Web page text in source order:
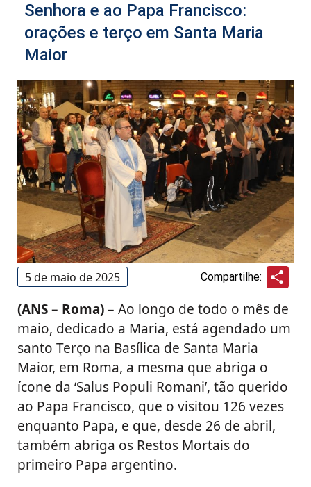
Senhora e ao Papa Francisco:
orações e terço em Santa Maria
Maior
5 de maio de 2025 Compartilhe:
(ANS – Roma)– Ao longo de todo o mês de
maio, dedicado a Maria, está agendado um
santo Terço na Basílica de Santa Maria
Maior, em Roma, a mesma que abriga o
ícone da ‘Salus Populi Romani’, tão querido
ao Papa Francisco, que o visitou 126 vezes
enquanto Papa, e que, desde 26 de abril,
também abriga os Restos Mortais do
primeiro Papa argentino.